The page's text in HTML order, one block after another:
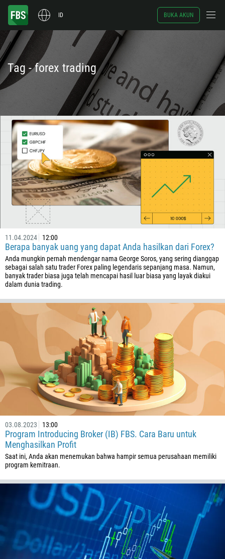
ID BUKA AKUN
Tag - forex trading
11.04.2024 12:00
Berapa banyak uang yang dapat Anda hasilkan dari Forex?
Anda mungkin pernah mendengar nama George Soros, yang sering dianggap
sebagai salah satu trader Forex paling legendaris sepanjang masa. Namun,
banyak trader biasa juga telah mencapai hasil luar biasa yang layak diakui
dalam dunia trading.
03.08.2023 13:00
Program Introducing Broker (IB) FBS. Cara Baru untuk
Menghasilkan Profit
Saat ini, Anda akan menemukan bahwa hampir semua perusahaan memiliki
program kemitraan.